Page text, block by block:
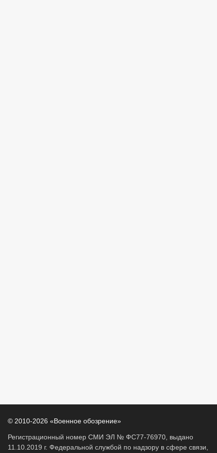
© 2010-2026 «Военное обозрение»
Регистрационный номер СМИ ЭЛ № ФС77-76970, выдано
11.10.2019 г. Федеральной службой по надзору в сфере связи,